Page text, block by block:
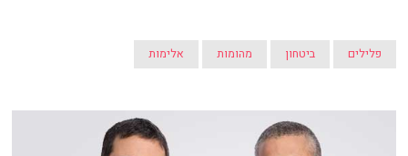
פלילים ביטחון מהומות אלימות